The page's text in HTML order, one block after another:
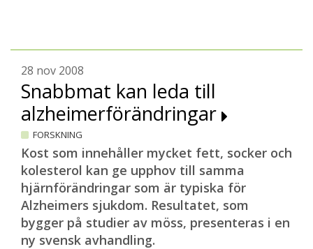
28 nov 2008
Snabbmat kan leda till
alzheimerförändringar
FORSKNING
Kost som innehåller mycket fett, socker och
kolesterol kan ge upphov till samma
hjärnförändringar som är typiska för
Alzheimers sjukdom. Resultatet, som
bygger på studier av möss, presenteras i en
ny svensk avhandling.